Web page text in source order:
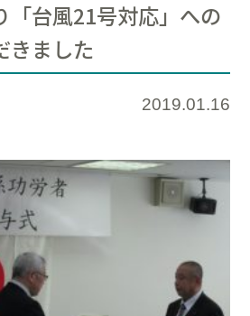
「台風21号対応」への
きました
2019.01.16